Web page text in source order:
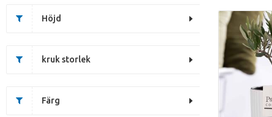
Höjd
kruk storlek
Färg